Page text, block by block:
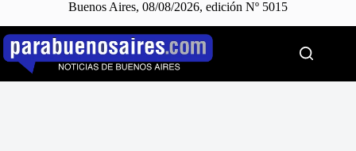
Buenos Aires, 08/08/2026, edición Nº 5015
Saltar
contenido